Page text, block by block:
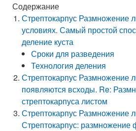
Содержание
Стрептокарпус Размножение
условиях. Самый простой
деление куста
Сроки для разведения
Технология деления
Стрептокарпус Размножение
появляются всходы. Re:
стрептокарпуса листом
Стрептокарпус Размножение
Стрептокарпус: размножение